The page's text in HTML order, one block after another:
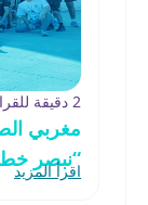
2 دقيقة للقراءة
مغربي
“نبصر
اقرأ المزيد